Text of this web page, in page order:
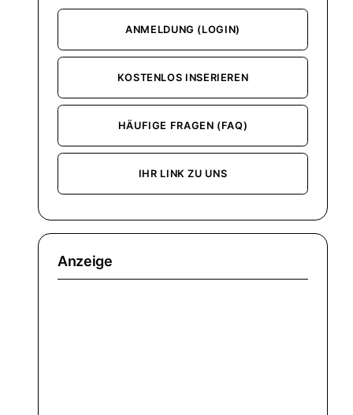
ANMELDUNG (LOGIN)
KOSTENLOS INSERIEREN
HÄUFIGE FRAGEN (FAQ)
IHR LINK ZU UNS
Anzeige